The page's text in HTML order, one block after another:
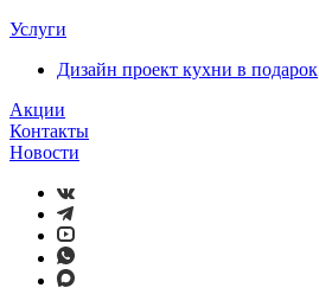
Услуги
Дизайн проект кухни в подарок
Акции
Контакты
Новости